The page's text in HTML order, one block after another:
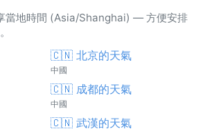
當地時間 (Asia/Shanghai) — 方便安排
🇨🇳 北京的天氣
中國
🇨🇳 成都的天氣
中國
🇨🇳 武漢的天氣